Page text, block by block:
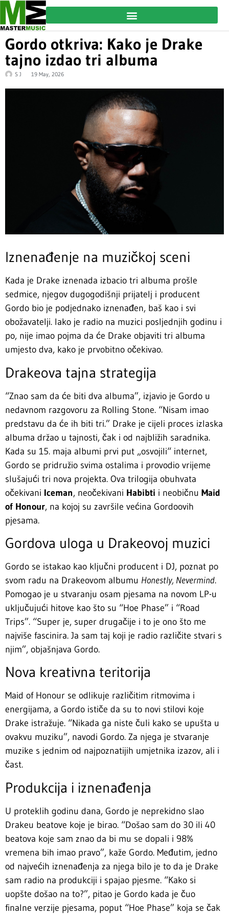
Gordo otkriva: Kako je Drake
tajno izdao tri albuma
S J 19 May, 2026
Iznenađenje na muzičkoj sceni
Kada je Drake iznenada izbacio tri albuma prošle
sedmice, njegov dugogodišnji prijatelj i producent
Gordo bio je podjednako iznenađen, baš kao i svi
obožavatelji. Iako je radio na muzici posljednjih godinu i
po, nije imao pojma da će Drake objaviti tri albuma
umjesto dva, kako je prvobitno očekivao.
Drakeova tajna strategija
“Znao sam da će biti dva albuma”, izjavio je Gordo u
nedavnom razgovoru za Rolling Stone. “Nisam imao
predstavu da će ih biti tri.” Drake je cijeli proces izlaska
albuma držao u tajnosti, čak i od najbližih saradnika.
Kada su 15. maja albumi prvi put „osvojili“ internet,
Gordo se pridružio svima ostalima i provodio vrijeme
slušajući tri nova projekta. Ova trilogija obuhvata
očekivani Iceman, neočekivani Habibti i neobičnu Maid
of Honour, na kojoj su završile većina Gordoovih
pjesama.
Gordova uloga u Drakeovoj muzici
Gordo se istakao kao ključni producent i DJ, poznat po
svom radu na Drakeovom albumu Honestly, Nevermind.
Pomogao je u stvaranju osam pjesama na novom LP-u
uključujući hitove kao što su “Hoe Phase” i “Road
Trips”. “Super je, super drugačije i to je ono što me
najviše fascinira. Ja sam taj koji je radio različite stvari s
njim”, objašnjava Gordo.
Nova kreativna teritorija
Maid of Honour se odlikuje različitim ritmovima i
energijama, a Gordo ističe da su to novi stilovi koje
Drake istražuje. “Nikada ga niste čuli kako se upušta u
ovakvu muziku”, navodi Gordo. Za njega je stvaranje
muzike s jednim od najpoznatijih umjetnika izazov, ali i
čast.
Produkcija i iznenađenja
U proteklih godinu dana, Gordo je neprekidno slao
Drakeu beatove koje je birao. “Došao sam do 30 ili 40
beatova koje sam znao da bi mu se dopali i 98%
vremena bih imao pravo”, kaže Gordo. Međutim, jedno
od najvećih iznenađenja za njega bilo je to da je Drake
sam radio na produkciji i spajao pjesme. “Kako si
uopšte došao na to?”, pitao je Gordo kada je čuo
finalne verzije pjesama, poput “Hoe Phase” koja se čak